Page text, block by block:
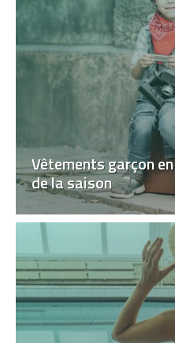
Vêtements garçon
de la saison